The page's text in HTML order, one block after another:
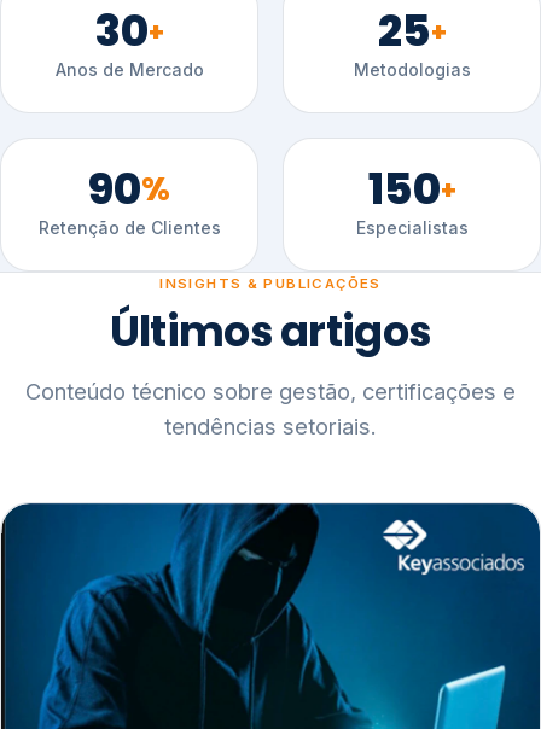
30+
Anos de Mercado
25+
Metodologias
90%
Retenção de Clientes
150+
Especialistas
INSIGHTS & PUBLICAÇÕES
Últimos artigos
Conteúdo técnico sobre gestão, certificações e
tendências setoriais.